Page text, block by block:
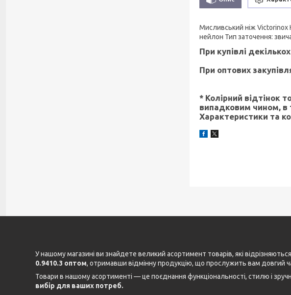
Мисливський ніж Victorinox
нейлон Тип заточення:
При купівлі
При оптових
* Колірний відтінок
випадковим чином, в
Характеристики та
У нашому магазині ви знайдете великий асортимент товарів, які
0.9410.3 оптом, отримавши відмінну продукцію, що прослужить вам довгий
Товари в нашому асортименті — це поєднання функціональності, стилю і
вибір для ваших потреб.